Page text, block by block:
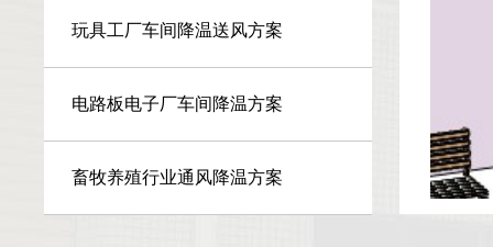
玩具工厂车间降温送风方案
电路板电子厂车间降温方案
畜牧养殖行业通风降温方案